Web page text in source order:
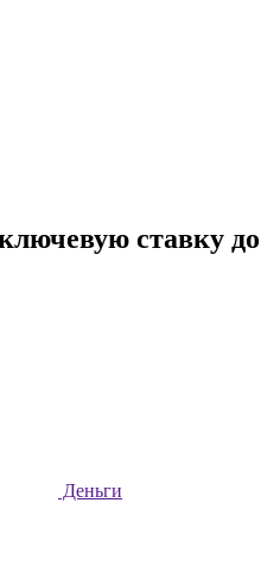
ставку до
Деньги